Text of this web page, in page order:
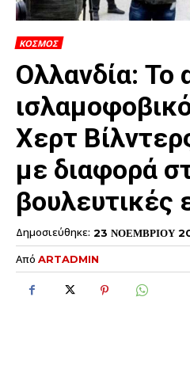
ΚΟΣΜΟΣ
Ολλανδία: Το
Χερτ
με διαφορά
βουλευτικές
Δημοσιεύθηκε: 23 ΝΟΕΜΒΡΙΟΥ
Από ARTADMIN